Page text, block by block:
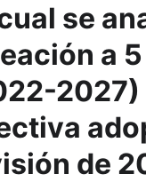
se
a
2027)
de